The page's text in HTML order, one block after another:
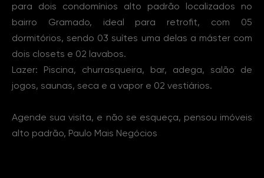
para dois condomínios alto padrão localizados no
bairro Gramado, ideal para retrofit, com 05
dormitórios, sendo 03 suítes uma delas a máster com
dois closets e 02 lavabos.
Lazer: Piscina, churrasqueira, bar, adega, salão de
jogos, saunas, seca e a vapor e 02 vestiários.
Agende sua visita, e não se esqueça, pensou imóveis
alto padrão, Paulo Mais Negócios